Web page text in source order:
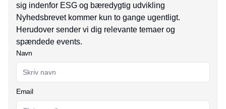
sig indenfor ESG og bæredygtig udvikling
Nyhedsbrevet kommer kun to gange ugentligt.
Herudover sender vi dig relevante temaer og
spændede events.
Navn
Email